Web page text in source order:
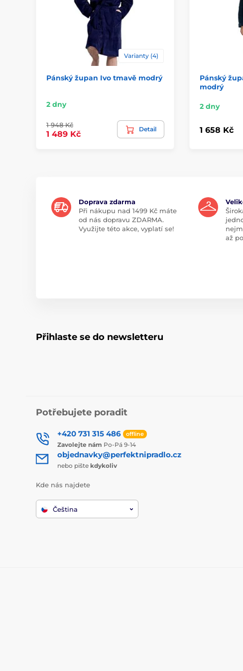
Varianty (4)
Pánský župan Ivo tmavě modrý
2 dny
1 948 Kč
1 489 Kč
Detail
Pánský
modrý
2 dny
1 658 Kč
Doprava zdarma
Při nákupu nad 1499 Kč máte
od nás dopravu ZDARMA.
Využijte této akce, vyplatí se!
až
Přihlaste se do newsletteru
Potřebujete poradit
+420 731 315 486 offline
Zavolejte nám Po-Pá 9-14
objednavky@perfektnipradlo.cz
nebo pište kdykoliv
Kde nás najdete
Čeština